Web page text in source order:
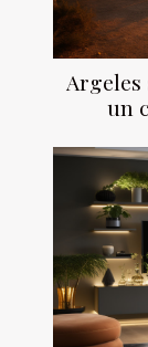
Argeles
un